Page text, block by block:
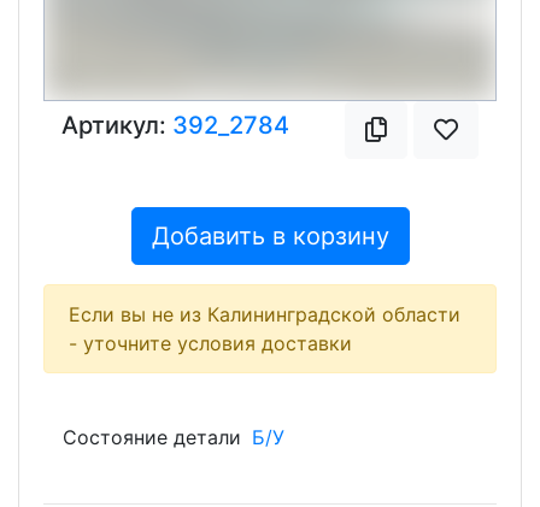
Артикул: 392_2784
Добавить в корзину
Если вы не из Калининградской области
- уточните условия доставки
Состояние детали Б/У